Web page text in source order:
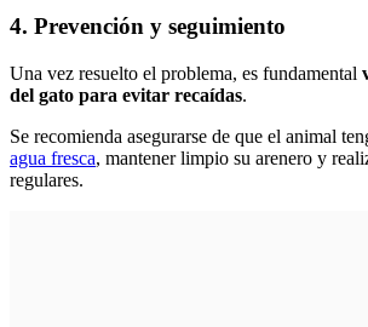
4. Prevención y seguimiento
Una vez resuelto el problema, es fundamental
del gato para evitar recaídas.
Se recomienda asegurarse de que el animal
agua fresca, mantener limpio su arenero y
regulares.